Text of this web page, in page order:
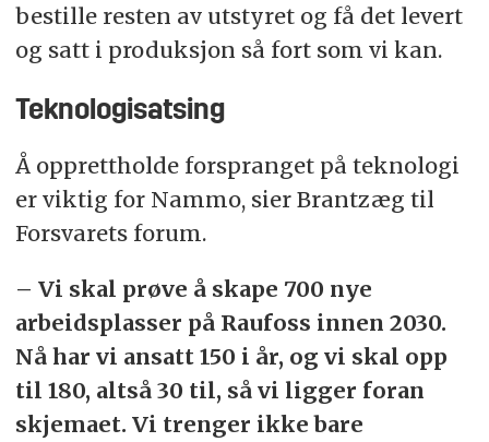
bestille resten av utstyret og få det levert
og satt i produksjon så fort som vi kan.
Teknologisatsing
Å opprettholde forspranget på teknologi
er viktig for Nammo, sier Brantzæg til
Forsvarets forum.
– Vi skal prøve å skape 700 nye
arbeidsplasser på Raufoss innen 2030.
Nå har vi ansatt 150 i år, og vi skal opp
til 180, altså 30 til, så vi ligger foran
skjemaet. Vi trenger ikke bare